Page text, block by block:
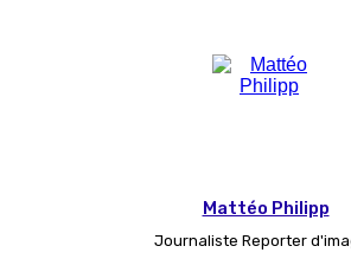
Mattéo Philipp
Journaliste Reporter